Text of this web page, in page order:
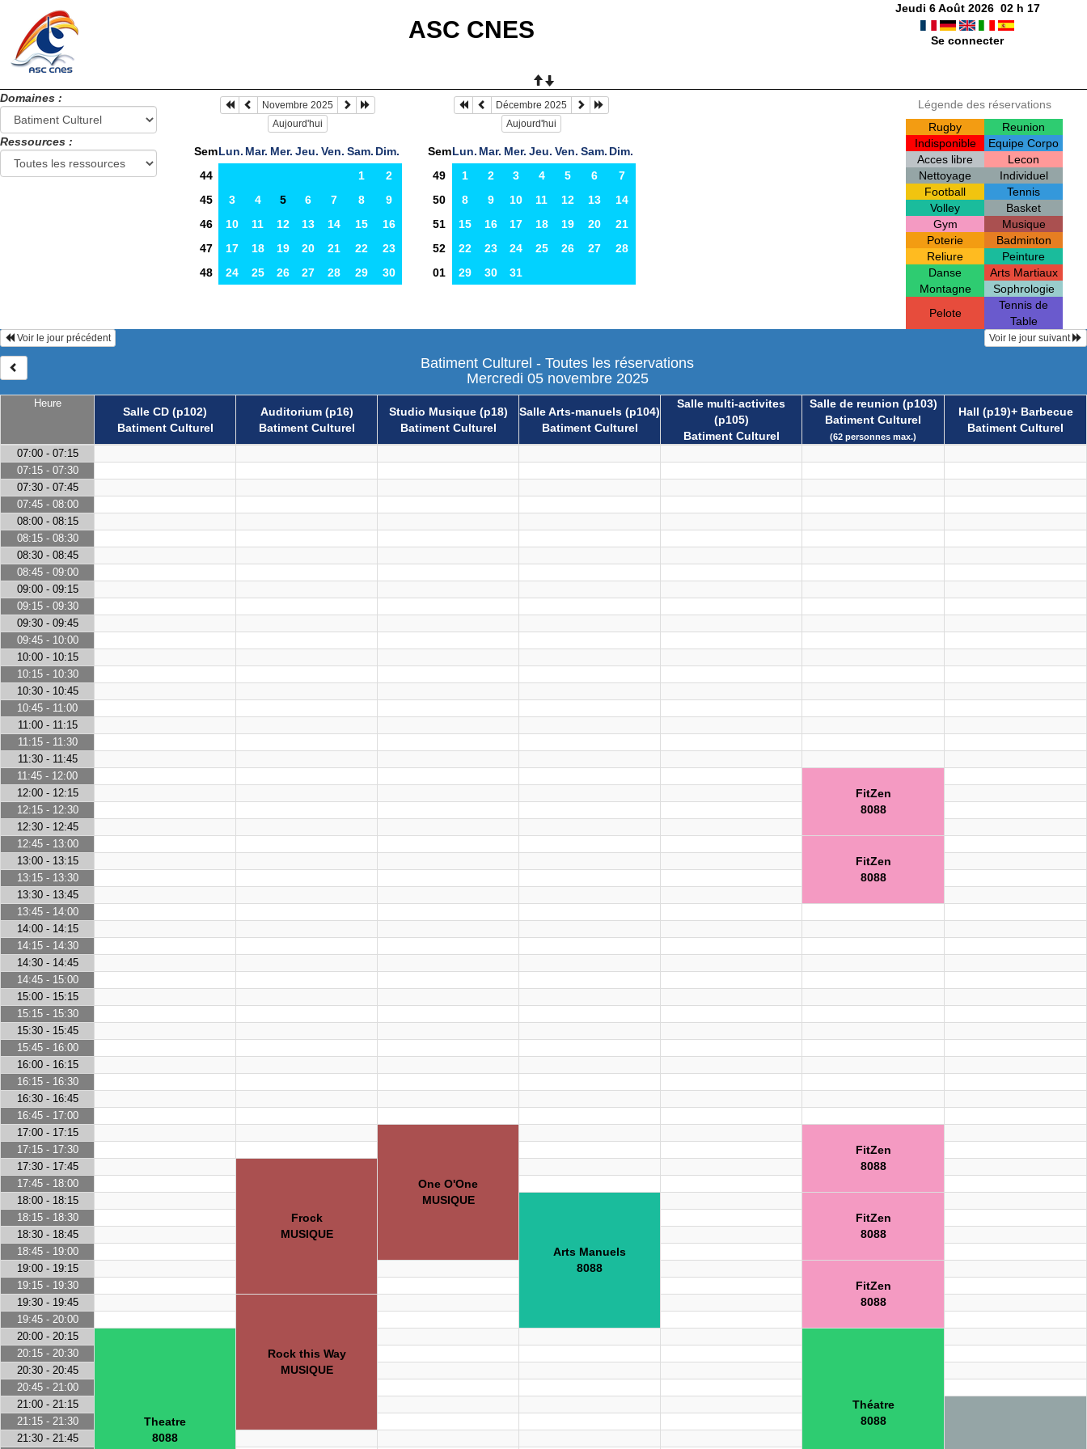
ASC CNES
Jeudi 6 Août 2026 02h 17
Se connecter
Domaines :
Ressources :
Novembre 2025
Aujourd'hui
SemLun. Mar. Mer. Jeu. Ven. Sam. Dim.
44
1
2
45
3 4 5 6 7 8
9
46
10 11 12 13 14 15
16
47
17 18 19 20 21 22
23
48
24 25 26 27 28 29 30
Décembre 2025
Aujourd'hui
SemLun. Mar. Mer. Jeu. Ven. Sam. Dim.
49
1 2 3 4 5 6
7
50
8 9 10 11 12 13
14
51
15 16 17 18 19 20
21
52
22 23 24 25 26 27
28
01
29 30 31
Légende des réservations
Rugby
Reunion
Indisponible
Equipe Corpo
Acces libre
Lecon
Nettoyage
Individuel
Football
Tennis
Volley
Basket
Gym
Musique
Poterie
Badminton
Reliure
Peinture
Danse
Arts Martiaux
Montagne
Sophrologie
Pelote
Tennis de
Table
Heure
Salle CD (p102)
Batiment Culturel
Auditorium (p16)
Batiment Culturel
Studio Musique (p18)
Batiment Culturel
Salle Arts-manuels (p104)
Batiment Culturel
Salle multi-activites
(p105)
Batiment Culturel
Salle de reunion (p103)
Batiment Culturel
(62 personnes max.)
Hall (p19)+ Barbecue
Batiment Culturel
Voir le jour précédent Voir le jour suivant
Batiment Culturel - Toutes les réservations
Mercredi 05 novembre 2025
07:00 - 07:15
07:15 - 07:30
07:30 - 07:45
07:45 - 08:00
08:00 - 08:15
08:15 - 08:30
08:30 - 08:45
08:45 - 09:00
09:00 - 09:15
09:15 - 09:30
09:30 - 09:45
09:45 - 10:00
10:00 - 10:15
10:15 - 10:30
10:30 - 10:45
10:45 - 11:00
11:00 - 11:15
11:15 - 11:30
11:30 - 11:45
11:45 - 12:00
FitZen
8088
12:00 - 12:15
12:15 - 12:30
12:30 - 12:45
12:45 - 13:00
FitZen
8088
13:00 - 13:15
13:15 - 13:30
13:30 - 13:45
13:45 - 14:00
14:00 - 14:15
14:15 - 14:30
14:30 - 14:45
14:45 - 15:00
15:00 - 15:15
15:15 - 15:30
15:30 - 15:45
15:45 - 16:00
16:00 - 16:15
16:15 - 16:30
16:30 - 16:45
16:45 - 17:00
17:00 - 17:15
One O'One
MUSIQUE
FitZen
8088
17:15 - 17:30
17:30 - 17:45
Frock
MUSIQUE
17:45 - 18:00
18:00 - 18:15
Arts Manuels
8088
FitZen
8088
18:15 - 18:30
18:30 - 18:45
18:45 - 19:00
19:00 - 19:15
FitZen
8088
19:15 - 19:30
19:30 - 19:45
Rock this Way
MUSIQUE
19:45 - 20:00
20:00 - 20:15
Theatre
8088
Théatre
8088
20:15 - 20:30
20:30 - 20:45
20:45 - 21:00
21:00 - 21:15
21:15 - 21:30
21:30 - 21:45